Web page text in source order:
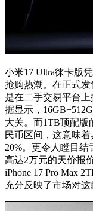
小米17 Ultra徕卡版
抢购热潮。在正式发
是在二手交易平台
据显示，
大关。而1TB顶配版
民币区间，这意味
20%。更令人瞠目
高达2万元的天价报
iPhone 17 Pro Max
充分反映了市场对这